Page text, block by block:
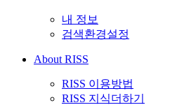
내 정보
검색환경설정
About RISS
RISS 이용방법
RISS 지식더하기